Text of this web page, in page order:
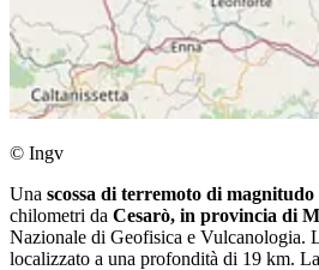
© Ingv
Una scossa di terremoto di magnitudo
chilometri da Cesarò, in provincia di
Nazionale di Geofisica e Vulcanologia.
localizzato a una profondità di 19 km.